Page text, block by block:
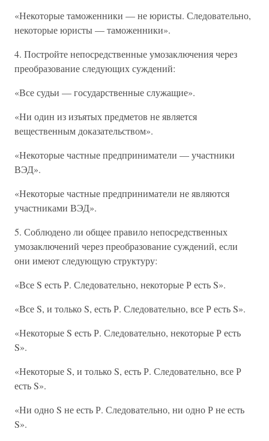
«Некоторые таможенники — не юристы. Следовательно,
некоторые юристы — таможенники».
4. Постройте непосредственные умозаключения через
преобразование следующих суждений:
«Все судьи — государственные служащие».
«Ни один из изъятых предметов не является
вещественным доказательством».
«Некоторые частные предприниматели — участники
ВЭД».
«Некоторые частные предприниматели не являются
участниками ВЭД».
5. Соблюдено ли общее правило непосредственных
умозаключений через преобразование суждений, если
они имеют следующую структуру:
«Все S есть Р. Следовательно, некоторые Р есть S».
«Все S, и только S, есть Р. Следовательно, все Р есть S».
«Некоторые S есть Р. Следовательно, некоторые Р есть
S».
«Некоторые S, и только S, есть Р. Следовательно, все Р
есть S».
«Ни одно S не есть Р. Следовательно, ни одно Р не есть
S».